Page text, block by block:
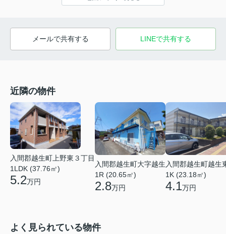
メールで共有する LINEで共有する
近隣の物件
入間郡越生町上野東３丁目
1LDK (37.76㎡)
5.2万円
入間郡越生町大字越生
1R (20.65㎡)
2.8万円
入間郡越生町越生
1K (23.18㎡)
4.1万円
よく見られている物件